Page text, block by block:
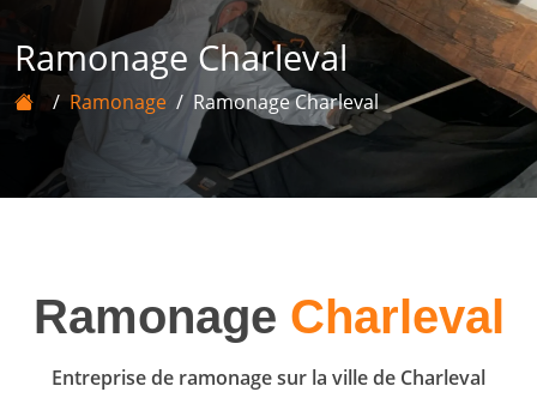
Ramonage Charleval
Ramonage Ramonage Charleval
Ramonage Charleval
Entreprise de ramonage sur la ville de Charleval